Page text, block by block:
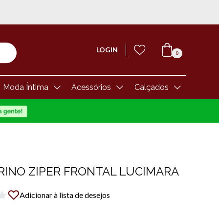
LOGIN 0
Moda Íntima Acessórios Calçados
ZIPER FRONTAL LUCIMARA
Adicionar à lista de desejos